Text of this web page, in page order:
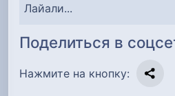
Лайали...
Поделиться в
Нажмите на кнопку: